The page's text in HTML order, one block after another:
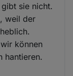
sie nicht.
weil der
können
hantieren.